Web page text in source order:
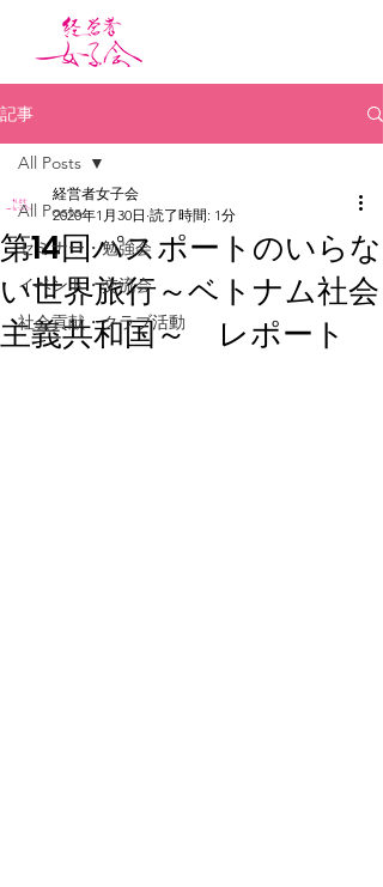
記事
All Posts
セミナー・勉強会
イベント・交流会
社会貢献・クラブ活動
All Posts
第14回パスポートのいらな
い世界旅行～ベトナム社会
主義共和国～ レポート
経営者女子会
2020年1月30日 読了時間: 1分